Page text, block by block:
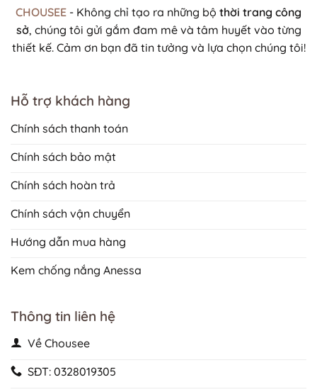
CHOUSEE - Không chỉ tạo ra những bộ thời trang công
sở, chúng tôi gửi gắm đam mê và tâm huyết vào từng
thiết kế. Cảm ơn bạn đã tin tưởng và lựa chọn chúng tôi!
Hỗ trợ khách hàng
Chính sách thanh toán
Chính sách bảo mật
Chính sách hoàn trả
Chính sách vận chuyển
Hướng dẫn mua hàng
Kem chống nắng Anessa
Thông tin liên hệ
Về Chousee
SĐT: 0328019305